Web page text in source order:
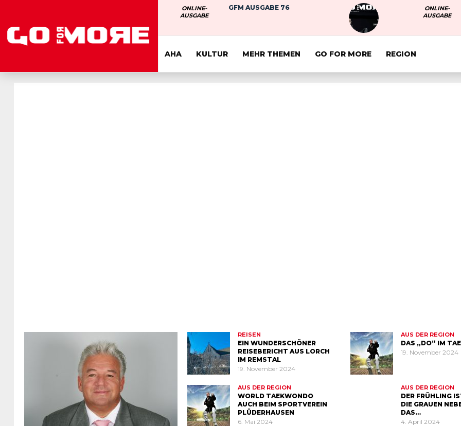
ONLINE-
AUSGABE
GFM AUSGABE 76
ONLINE-
AUSGABE
AHA KULTUR MEHR THEMEN GO FOR MORE REGION
DIE UNRUHE – IN MEINER UHR UND IN
REISEN
EIN WUNDERSCHÖNER
REISEBERICHT AUS LORCH
IM REMSTAL
19. November 2024
AUS DER REGION
DAS „DO“ IM
19. November 2024
AUS DER REGION
WORLD TAEKWONDO
AUCH BEIM SPORTVEREIN
PLÜDERHAUSEN
6. Mai 2024
AUS DER REGION
DER FRÜHLING
DIE GRAUEN
DAS…
4. April 2024